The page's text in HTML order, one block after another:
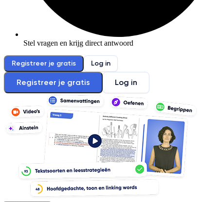
Stel vragen en krijg direct antwoord
Registreer je gratis Log in
Registreer je gratis Log in